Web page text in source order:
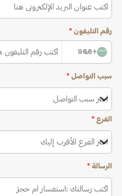
رقم التليفون *
+966
سبب التواصل *
اختر سبب التواصل
الفرع *
اختر الفرع الأقرب إليك
الرسالة *